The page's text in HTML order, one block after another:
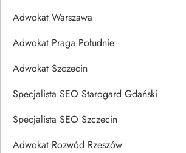
Adwokat Warszawa
Adwokat Praga Południe
Adwokat Szczecin
Specjalista SEO Starogard Gdański
Specjalista SEO Szczecin
Adwokat Rozwód Rzeszów